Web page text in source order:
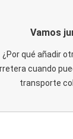
Vamos
¿Por qué añadir
cuando
transporte